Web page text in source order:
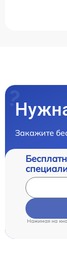
Закажите
Нажимая на